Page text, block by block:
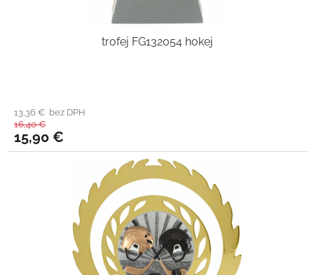
trofej FG132054 hokej
13,36 € bez DPH
16,40 €
15,90 €